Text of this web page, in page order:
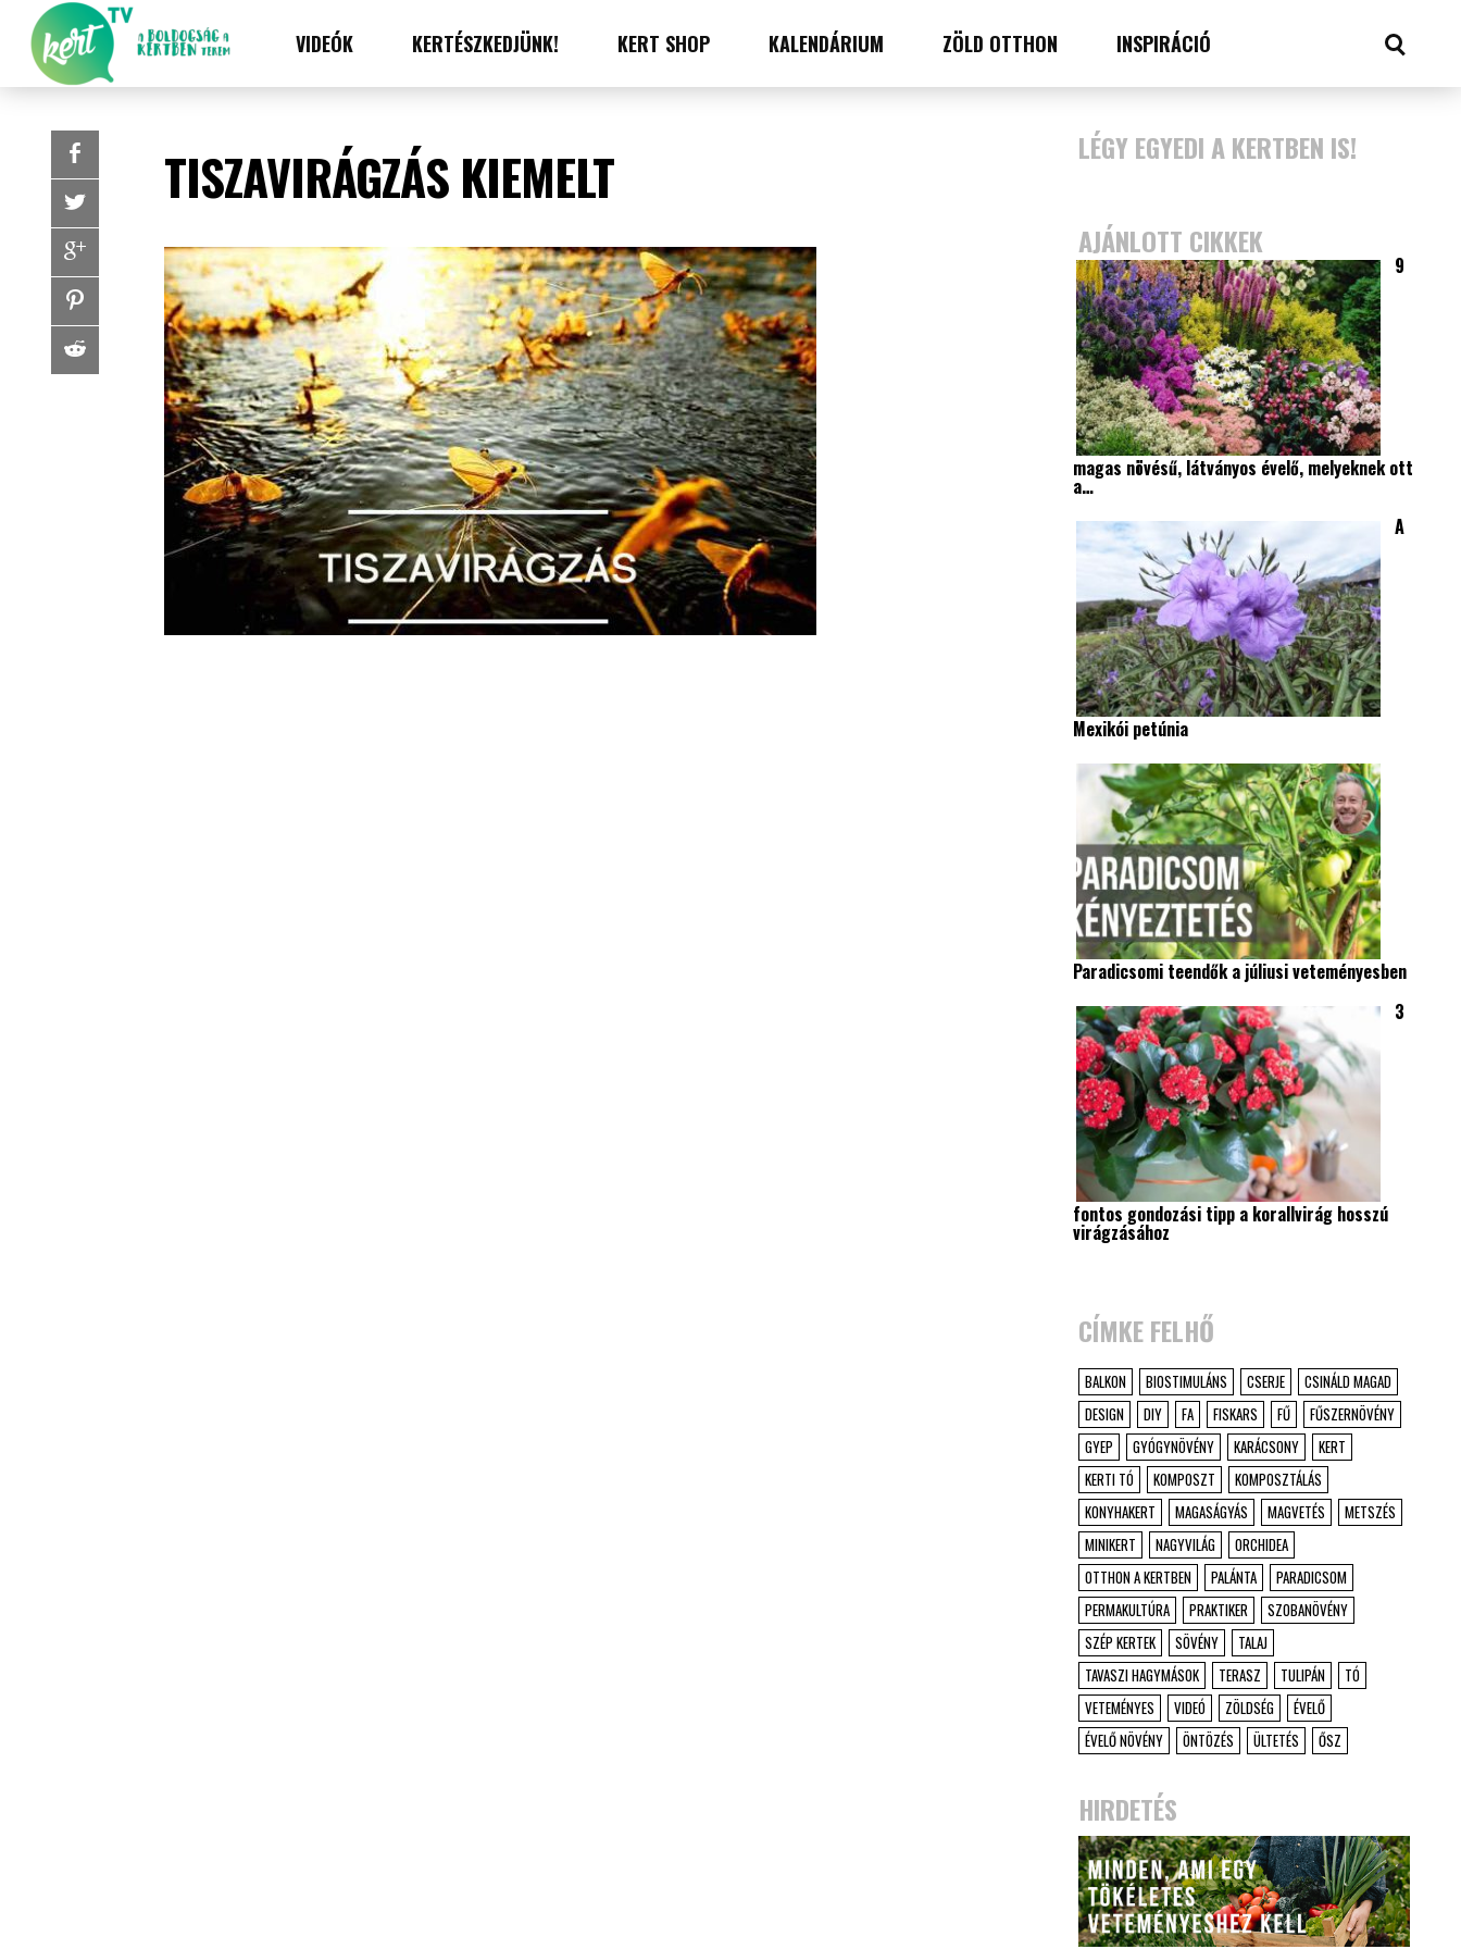
VIDEÓK KERTÉSZKEDJÜNK! KERT SHOP KALENDÁRIUM ZÖLD OTTHON INSPIRÁCIÓ
TISZAVIRÁGZÁS KIEMELT LÉGY EGYEDI A KERTBEN IS!
AJÁNLOTT CIKKEK
9
magas növésű, látványos évelő, melyeknek ott
a…
A
Mexikói petúnia
Paradicsomi teendők a júliusi veteményesben
3
fontos gondozási tipp a korallvirág hosszú
virágzásához
CÍMKE FELHŐ
BALKON BIOSTIMULÁNS CSERJE
CSINÁLD MAGAD
DESIGN
DIY FA FISKARS FŰ
FŰSZERNÖVÉNY
GYEP
GYÓGYNÖVÉNY KARÁCSONY
KERT
KERTI TÓ
KOMPOSZT
KOMPOSZTÁLÁS
KONYHAKERT
MAGASÁGYÁS MAGVETÉS
METSZÉS
MINIKERT
NAGYVILÁG
ORCHIDEA
OTTHON A KERTBEN
PALÁNTA
PARADICSOM
PERMAKULTÚRA
PRAKTIKER
SZOBANÖVÉNY
SZÉP KERTEK
SÖVÉNY
TALAJ
TAVASZI HAGYMÁSOK
TERASZ TULIPÁN
TÓ
VETEMÉNYES
VIDEÓ ZÖLDSÉG
ÉVELŐ
ÉVELŐ NÖVÉNY
ÖNTÖZÉS ÜLTETÉS ŐSZ
HIRDETÉS